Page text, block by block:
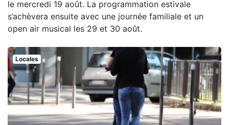
le mercredi 19 août. La programmation estivale
s’achèvera ensuite avec une journée familiale et un
open air musical les 29 et 30 août.
Locales